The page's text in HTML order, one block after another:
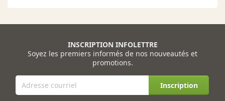
INSCRIPTION INFOLETTRE
Soyez les premiers informés de nos nouveautés et
promotions.
Inscription